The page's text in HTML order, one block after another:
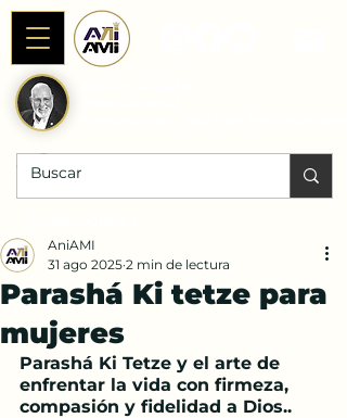
Parashá Ki tetze para
mujeres
AniAMI
31 ago 2025 2 min de lectura
Parashá Ki Tetze y el arte de
enfrentar la vida con firmeza,
compasión y fidelidad a Dios..